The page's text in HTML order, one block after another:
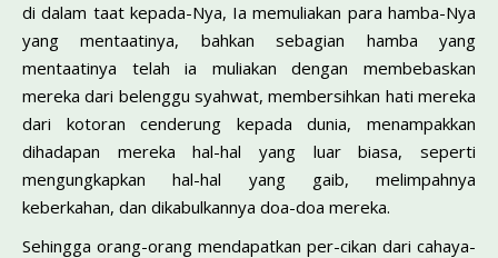
di dalam taat kepada-Nya, Ia memuliakan para hamba-Nya
yang mentaatinya, bahkan sebagian hamba yang
mentaatinya telah ia muliakan dengan membebaskan
mereka dari belenggu syahwat, membersihkan hati mereka
dari kotoran cenderung kepada dunia, menampakkan
dihadapan mereka hal-hal yang luar biasa, seperti
mengungkapkan hal-hal yang gaib, melimpahnya
keberkahan, dan dikabulkannya doa-doa mereka.
Sehingga orang-orang mendapatkan per-cikan dari cahaya-